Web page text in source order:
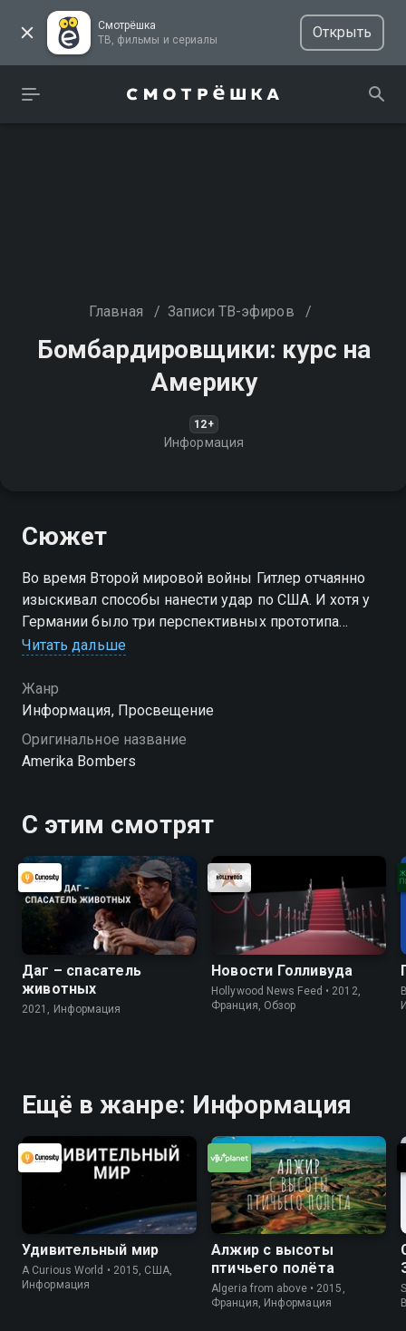
Смотрёшка
ТВ, фильмы и сериалы
Открыть
Главная / Записи ТВ-эфиров /
Бомбардировщики: курс на
Америку
12+
Информация
Сюжет
Во время Второй мировой войны Гитлер отчаянно
изыскивал способы нанести удар по США. И хотя у
Германии было три перспективных прототипа
бомбардировщика высокой дальности - и
намеченной цели
Читать дальше
Жанр
Информация, Просвещение
Оригинальное название
Amerika Bombers
С этим смотрят
Даг – спасатель
животных
2021, Информация
Новости Голливуда
Hollywood News Feed • 2012,
Франция, Обзор
Ещё в жанре: Информация
Удивительный мир
A Curious World • 2015, США,
Информация
Алжир с высоты
птичьего полёта
Algeria from above • 2015,
Франция, Информация